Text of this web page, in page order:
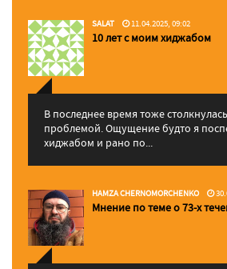
SALAT 11.04.2025, 09:02
10 лет с моим хиджабом
В последнее время тоже
проблемой. Ощущение будто я
хиджабом и рано по...
HAMZA CHERNOMORCHENKO
Мнение по теме о 73-х